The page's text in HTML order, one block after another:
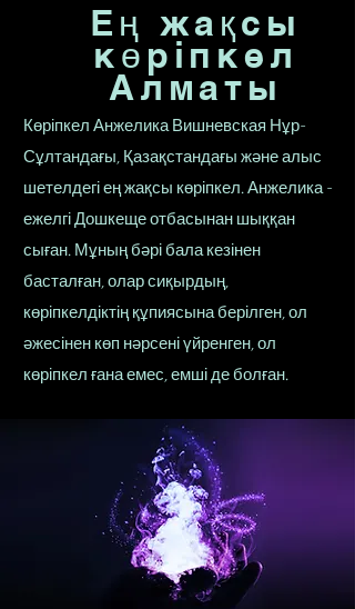
Ең жақсы
көріпкел
Алматы
Көріпкел Анжелика Вишневская Нұр-
Сұлтандағы, Қазақстандағы және алыс
шетелдегі ең жақсы көріпкел. Анжелика -
ежелгі Дошкеще отбасынан шыққан
сыған. Мұның бәрі бала кезінен
басталған, олар сиқырдың,
көріпкелдіктің құпиясына берілген, ол
әжесінен көп нәрсені үйренген, ол
көріпкел ғана емес, емші де болған.